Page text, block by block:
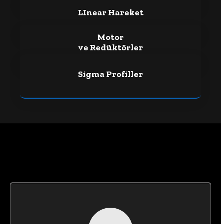
LInear Hareket
Motor
ve Redüktörler
Sigma Profiller